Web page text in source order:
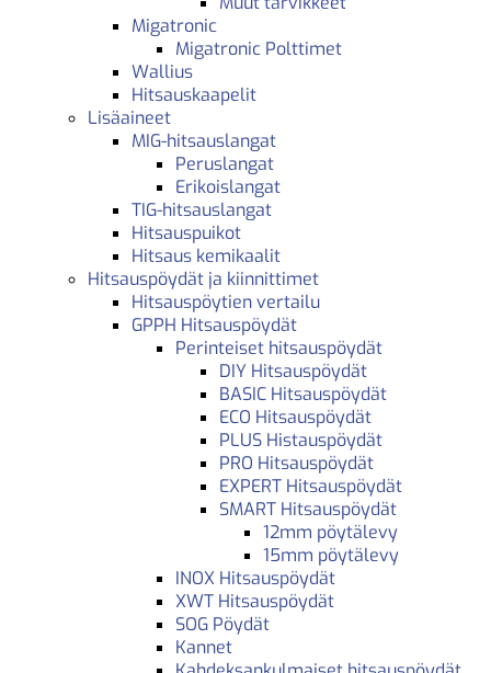
Migatronic
Migatronic Polttimet
Wallius
Hitsauskaapelit
Lisäaineet
MIG-hitsauslangat
Peruslangat
Erikoislangat
TIG-hitsauslangat
Hitsauspuikot
Hitsaus kemikaalit
Hitsauspöydät ja kiinnittimet
Hitsauspöytien vertailu
GPPH Hitsauspöydät
Perinteiset hitsauspöydät
DIY Hitsauspöydät
BASIC Hitsauspöydät
ECO Hitsauspöydät
PLUS Histauspöydät
PRO Hitsauspöydät
EXPERT Hitsauspöydät
SMART Hitsauspöydät
12mm pöytälevy
15mm pöytälevy
INOX Hitsauspöydät
XWT Hitsauspöydät
SOG Pöydät
Kannet